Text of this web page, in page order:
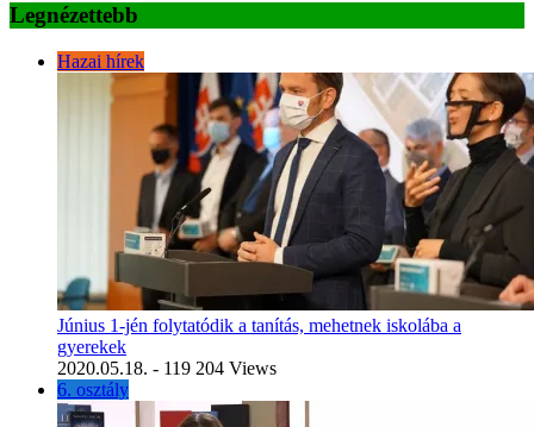
Legnézettebb
Hazai hírek
Június 1-jén folytatódik a tanítás, mehetnek iskolába a
gyerekek
2020.05.18. - 119 204 Views
6. osztály